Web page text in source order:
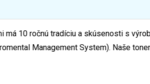
má 10 ročnú tradíciu a skúsenosti s
Management System). Naše